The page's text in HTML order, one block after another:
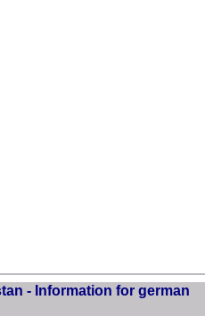
- Information for german